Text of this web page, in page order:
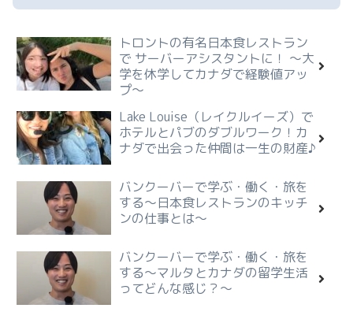
トロントの有名日本食レストラン
で サーバーアシスタントに！ ～大
学を休学してカナダで経験値アッ
プ～
Lake Louise（レイクルイーズ）で
ホテルとパブのダブルワーク！カ
ナダで出会った仲間は一生の財産♪
バンクーバーで学ぶ・働く・旅を
する～日本食レストランのキッチ
ンの仕事とは～
バンクーバーで学ぶ・働く・旅を
する〜マルタとカナダの留学生活
ってどんな感じ？～